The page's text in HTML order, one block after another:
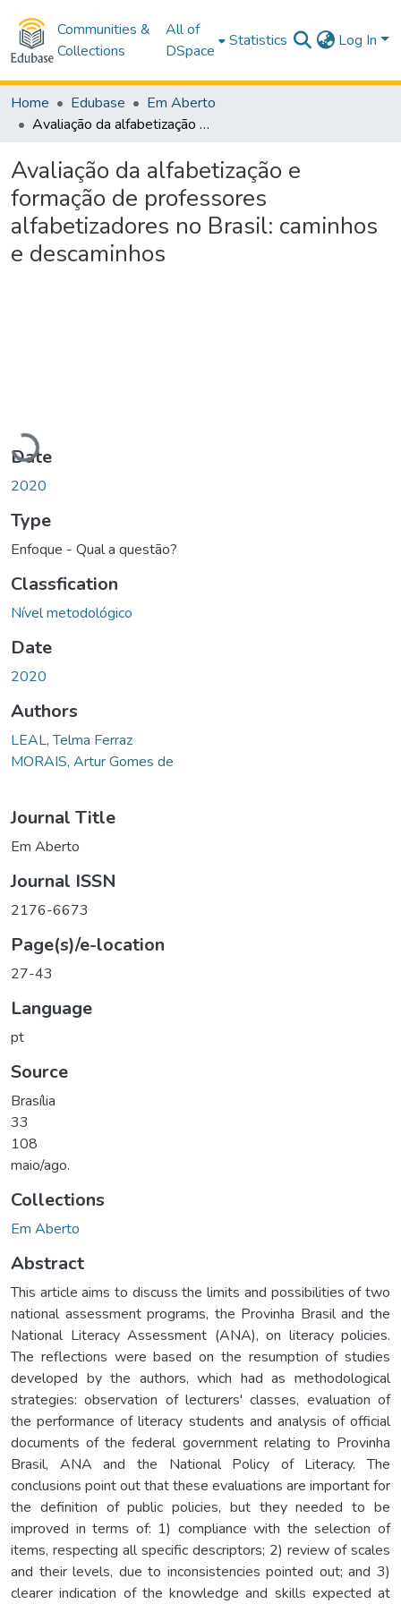
Communities &
Collections
All of
DSpace
Statistics Log In
Home Edubase
Em Aberto
Avaliação da alfabetização e formação de professores alfabetizadores no Brasil: caminhos e descaminhos
Avaliação da alfabetização e
formação de professores
alfabetizadores no Brasil: caminhos
e descaminhos
Loading...
Date
2020
Type
Enfoque - Qual a questão?
Classfication
Nível metodológico
Date
2020
Authors
LEAL, Telma Ferraz
MORAIS, Artur Gomes de
Journal Title
Em Aberto
Journal ISSN
2176-6673
Page(s)/e-location
27-43
Language
pt
Source
Brasília
33
108
maio/ago.
Collections
Em Aberto
Abstract
This article aims to discuss the limits and possibilities of two
national assessment programs, the Provinha Brasil and the
National Literacy Assessment (ANA), on literacy policies.
The reflections were based on the resumption of studies
developed by the authors, which had as methodological
strategies: observation of lecturers' classes, evaluation of
the performance of literacy students and analysis of official
documents of the federal government relating to Provinha
Brasil, ANA and the National Policy of Literacy. The
conclusions point out that these evaluations are important for
the definition of public policies, but they needed to be
improved in terms of: 1) compliance with the selection of
items, respecting all specific descriptors; 2) review of scales
and their levels, due to inconsistencies pointed out; and 3)
clearer indication of the knowledge and skills expected at